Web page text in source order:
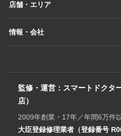
店舗・エリア
情報・会社
監修・運営：スマートドクタ
店）
2009年創業・17年／年間6万件
大臣登録修理業者（登録番号